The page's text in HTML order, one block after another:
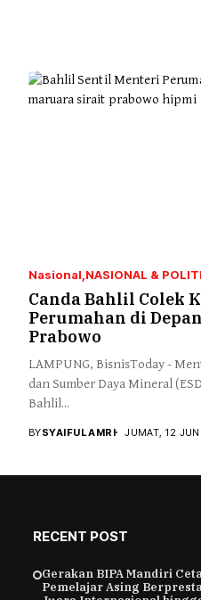
Nasional NASIONAL &
Canda Bahlil Colek
Perumahan di Depan
Prabowo
LAMPUNG, BisnisToday -
dan Sumber Daya Mineral
Bahlil...
BYSYAIFUL AMRI JUMAT, 12
RECENT POST
Gerakan BIPA Mandiri
Pemelajar Asing